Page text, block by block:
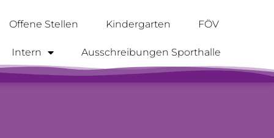
Offene Stellen Kindergarten FÖV
Intern Ausschreibungen Sporthalle